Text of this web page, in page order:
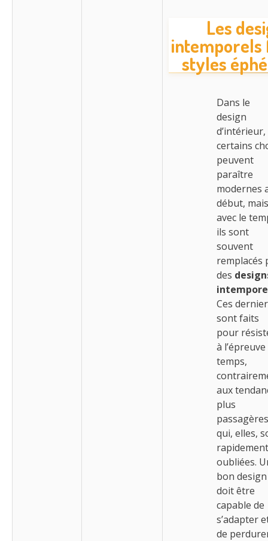
Les
intemporels
styles
Dans le
design
d’intérieur,
certains
peuvent
paraître
modernes
début, mais
avec le
ils sont
souvent
remplacés
des
Ces
sont faits
pour
à
temps,
aux
plus
passagères
qui, elles,
rapidement
oubliées.
bon design
doit être
capable de
s’adapter
de